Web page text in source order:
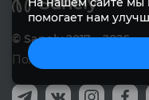
© Sanely 2017 – 2026
Пользовательское
помогает нам